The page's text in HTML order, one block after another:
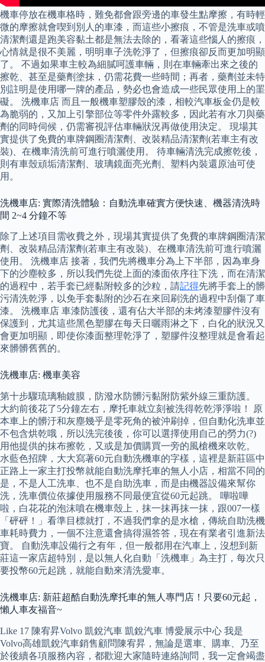
機車停放在機車格時，難免都會跟旁邊的車發生點摩擦，有時輕
微的摩擦就會喫到別人的車漆，而這些小擦痕，不管是洗車或噴
清潔劑還是跑美容黏土都是無法去除的，看著這些惱人的擦痕，
心情就是很不美麗，明明車子洗乾淨了，但擦痕卻反而更加明顯
了。 不過如果車主較為細膩呵護車輛，則在車輛牽出來之後的
擦乾、甚至是藥劑塗抹，仍需花費一些時間；再者，藥劑並未特
別註明是使用哪一牌的產品，勢必也會造成一些民眾使用上的罣
礙。 洗機車店 而且一般機車塑膠殼的漆，相較汽車板金仍是較
為脆弱的，又加上引擎部位等零件外露較多，因此若有水刀與藥
劑的同時伺候，仍需審視評估車輛狀況再做使用決定。 現場其
實提供了免費的車牌鋼圈清潔劑、改裝精品清潔劑(若車主有改
裝)、在機車清洗前可進行噴灑使用。 待車輛清洗完成擦乾後，
則有車殼頑垢清潔劑、玻璃鏡面亮光劑、塑料內裝還原油可使
用。
洗機車店: 實際清洗體驗：自動洗車確實方便快速、機器清洗時
間 2~4 分鐘不等
除了上述項目需收費之外，現場其實提供了免費的車牌鋼圈清潔
劑、改裝精品清潔劑(若車主有改裝)、在機車清洗前可進行噴灑
使用。 洗機車店 接著，我們先將機車分為上下半部，因為車身
下的沙塵較多，所以我們先從上面的漆面依序往下洗，而在清潔
的過程中，若手套已經黏附較多的沙粒，請記得先將手套上的髒
污清洗乾淨，以免手套黏附的沙石在來回刷洗的過程中刮傷了車
漆。 洗機車店 車漆防護後，還有佔大半部的未烤漆塑膠件沒有
保護到，尤其這些黑色塑膠在每天日曬雨淋之下，白化的狀況又
會更加明顯，即使你漆面整理乾淨了，塑膠件沒整理就是會看起
來髒髒舊舊的。
洗機車店: 機車美容
第十步驟琉璃釉鍍膜，防潑水防髒污黏附防紫外線三重防護。
大約前後花了5分鐘左右，摩托車就立刻被洗得乾乾淨淨啦！ 原
本車上的髒汙和灰塵幾乎是零死角的被沖刷掉，但自動化洗車並
不包含烘乾哦，所以洗完後後，你可以選擇使用自己的勞力(?)
用他提供的抹布擦乾，又或是加價購買一旁的風槍機來吹乾。
水藍色招牌，大大寫著60元自動洗機車的字樣，這裡是新莊區中
正路上一家主打投幣就能自動洗摩托車的無人小店，相當不同的
是，不是人工洗車、也不是自助洗車，而是由機器設備來幫你
洗，洗車價位依據使用服務不同最便宜從60元起跳。 嘩啦嘩
啦，白花花的泡沫噴在機車殼上，抹一抹再抹一抹，跟007一樣
「砰砰！」看準目標就打，不過我們拿的是水槍，傳統自助洗機
車耗時費力，一個不注意還會搞得濕答答，現在有業者引進新法
寶。 自動洗車設備行之有年，但一般都用在汽車上，沒想到新
莊這一家店超特別，是以無人化自動「洗機車」為主打，每次只
要投幣60元起跳，就能自動來清洗愛車。
洗機車店: 新莊超酷自動洗摩托車的無人專門店！只要60元起，
懶人車友福音~
Like 17 陳宥昇Volvo 凱銳汽車 凱銳汽車 博愛展示中心 我是
Volvo高雄凱銳汽車銷售顧問陳宥昇，無論是選車、購車、乃至
於後續各項服務內容，都歡迎大家隨時連絡詢問，我一定會竭盡